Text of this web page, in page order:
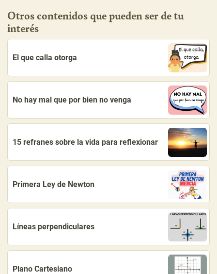
Otros contenidos que pueden ser de tu
interés
El que calla otorga
No hay mal que por bien no venga
15 refranes sobre la vida para reflexionar
Primera Ley de Newton
Líneas perpendiculares
Plano Cartesiano